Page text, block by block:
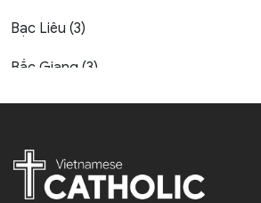
Bạc Liêu (3)
Bắc Giang (3)
Bắc Kạn (1)
Bắc Ninh (4)
Bến Tre (4)